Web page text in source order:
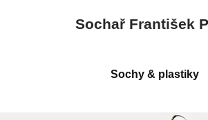
Sochař František
Sochy & plastiky